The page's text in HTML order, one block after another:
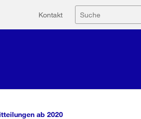
Hilfsnavigation
Kontakt Suche
ab 2020